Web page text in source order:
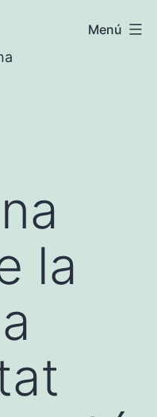
Menú
la